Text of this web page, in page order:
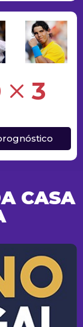
3
CASA